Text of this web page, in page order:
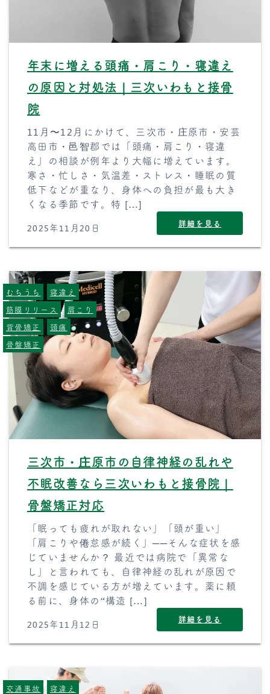
年末に増える頭痛・肩こり・寝違え
の原因と対処法｜三次いわもと接骨
院
11月〜12月にかけて、三次市・庄原市・安芸
高田市・邑智郡では「頭痛・肩こり・寝違
え」の相談が例年より大幅に増えています。
寒さ・忙しさ・気温差・ストレス・睡眠の質
低下などが重なり、身体への負担が最も大き
くなる季節です。特 […]
2025年11月20日 詳細を見る
三次市・庄原市の自律神経の乱れや
不眠改善なら三次いわもと接骨院｜
骨盤矯正対応
「眠っても疲れが取れない」「頭が重い」
「肩こりや倦怠感が続く」──そんな症状を感
じていませんか？ 最近では病院で「異常な
し」と言われても、自律神経の乱れが原因で
不調を感じている方が増えています。薬に頼
る前に、身体の“構造 […]
2025年11月12日 詳細を見る
むちうち
寝違え
筋膜リリース
肩こり
背骨矯正
頭痛
骨盤矯正
交通事故
寝違え